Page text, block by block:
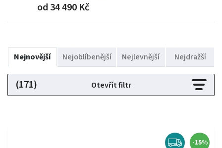
od 34 490 Kč
Nejnovější Nejoblíbenější Nejlevnější Nejdražší
(171) Otevřít filtr
-15%